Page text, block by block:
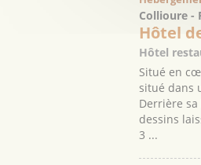
Collioure -
Hôtel
Hôtel
Situé en
situé dans
Derrière
dessins
3 ...